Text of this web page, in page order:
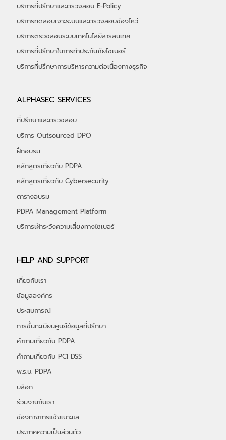
บริการที่ปรึกษาและตรวจสอบ E-Policy
บริการทดสอบเจาะระบบและตรวจสอบช่องโหว่
บริการตรวจสอบระบบเทคโนโลยีสารสนเทศ
บริการที่ปรึกษาในการทำประกันภัยไซเบอร์
​บริการที่ปรึกษาการบริหารความต่อเนื่องทางธุรกิจ
ALPHASEC SERVICES
ที่ปรึกษาและตรวจสอบ
บริการ Outsourced DPO
ฝึกอบรม
หลักสูตรเกี่ยวกับ PDPA
หลักสูตรเกี่ยวกับ Cybersecurity
ตารางอบรม
PDPA Management Platform
บริการเฝ้าระวังความเสี่ยงทางไซเบอร์
HELP AND SUPPORT
เกี่ยวกับเรา
ข้อมูลองค์กร
ประสบการณ์
การขึ้นทะเบียนศูนย์ข้อมูลที่ปรึกษา
คำถามเกี่ยวกับ PDPA
คำถามเกี่ยวกับ PCI DSS
พ.ร.บ. PDPA
บล็อก
ร่วมงานกับเรา
ช่องทางการแจ้งเบาะแส
ประกาศความเป็นส่วนตัว